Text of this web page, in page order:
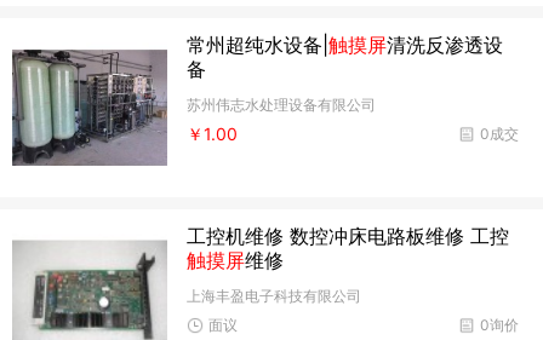
常州超纯水设备|触摸屏清洗反渗透设
备
苏州伟志水处理设备有限公司
0成交
￥1.00
工控机维修 数控冲床电路板维修 工控
触摸屏维修
上海丰盈电子科技有限公司
0询价
面议